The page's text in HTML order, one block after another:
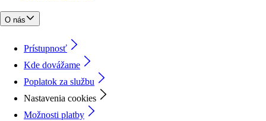
O nás
Prístupnosť
Kde dovážame
Poplatok za službu
Nastavenia cookies
Možnosti platby